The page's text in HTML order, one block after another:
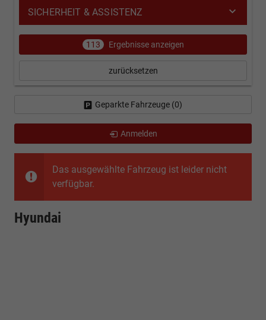
Das ausgewählte Fahrzeug ist leider nicht
verfügbar.
Hyundai
SICHERHEIT & ASSISTENZ
113 Ergebnisse anzeigen
zurücksetzen
Geparkte Fahrzeuge (0)
Anmelden